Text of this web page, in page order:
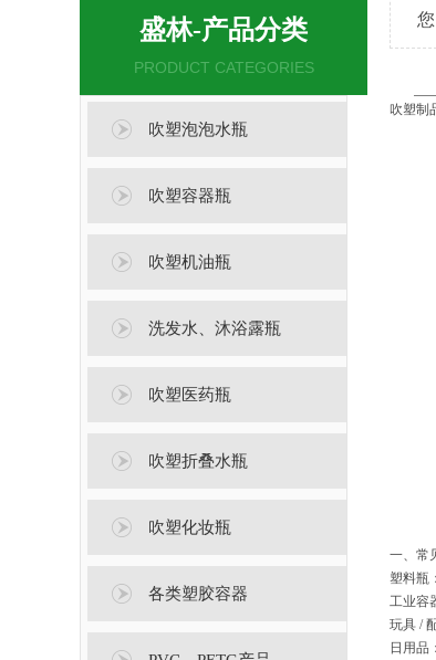
盛林-产品分类
PRODUCT CATEGORIES
吹塑泡泡水瓶
吹塑容器瓶
吹塑机油瓶
洗发水、沐浴露瓶
吹塑医药瓶
吹塑折叠水瓶
吹塑化妆瓶
各类塑胶容器
吹塑制
一、常
塑料瓶
工业容
玩具 /
日用品